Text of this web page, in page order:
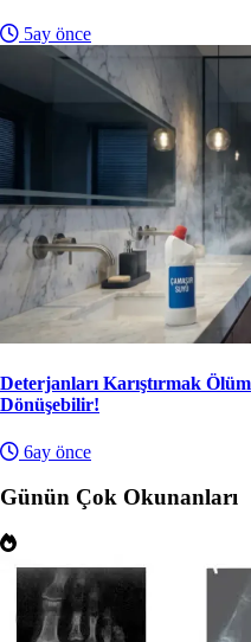
5ay önce
Deterjanları Karıştırmak
Dönüşebilir!
6ay önce
Günün Çok Okunanları